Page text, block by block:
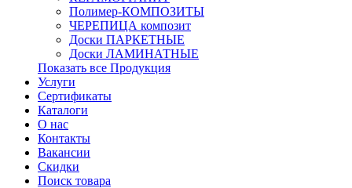
Полимер-КОМПОЗИТЫ
ЧЕРЕПИЦА композит
Доски ПАРКЕТНЫЕ
Доски ЛАМИНАТНЫЕ
Показать все Продукция
Услуги
Сертификаты
Каталоги
О нас
Контакты
Вакансии
Скидки
Поиск товара